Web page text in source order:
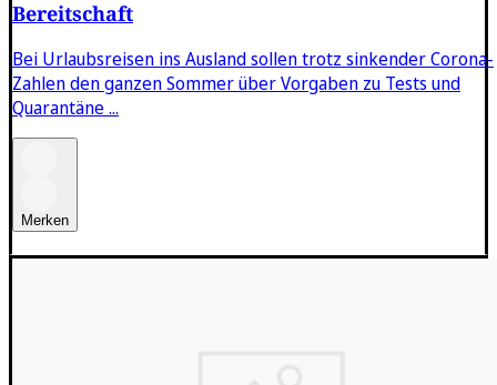
Bereitschaft
Bei Urlaubsreisen ins Ausland sollen trotz sinkender Corona-
Zahlen den ganzen Sommer über Vorgaben zu Tests und
Quarantäne ...
Merken